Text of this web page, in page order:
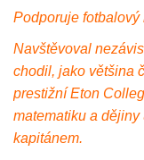
Podporuje
Navštěvoval
chodil, jako většina
prestižní Eton
matematiku a
kapitánem.